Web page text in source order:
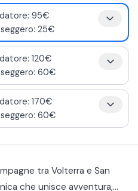
95€
25€
120€
60€
170€
60€
tra Volterra e San
che unisce avventura,